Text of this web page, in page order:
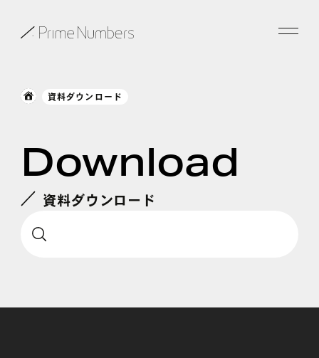
事例紹介
お役立ち情報
会社情報
資料ダウンロード
Download
資料ダウンロード